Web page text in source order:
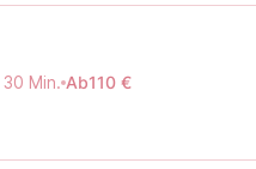
Min. Ab110 €